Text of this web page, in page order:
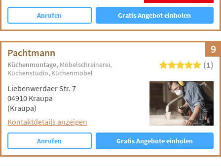
Anrufen Gratis Angebot einholen
9
Pachtmann
Küchenmontage Möbelschreinerei
Küchenstudio Küchenmöbel
(1)
Liebenwerdaer Str. 7
04910 Kraupa
(Kraupa)
Kontaktdetails anzeigen
Anrufen Gratis Angebote einholen